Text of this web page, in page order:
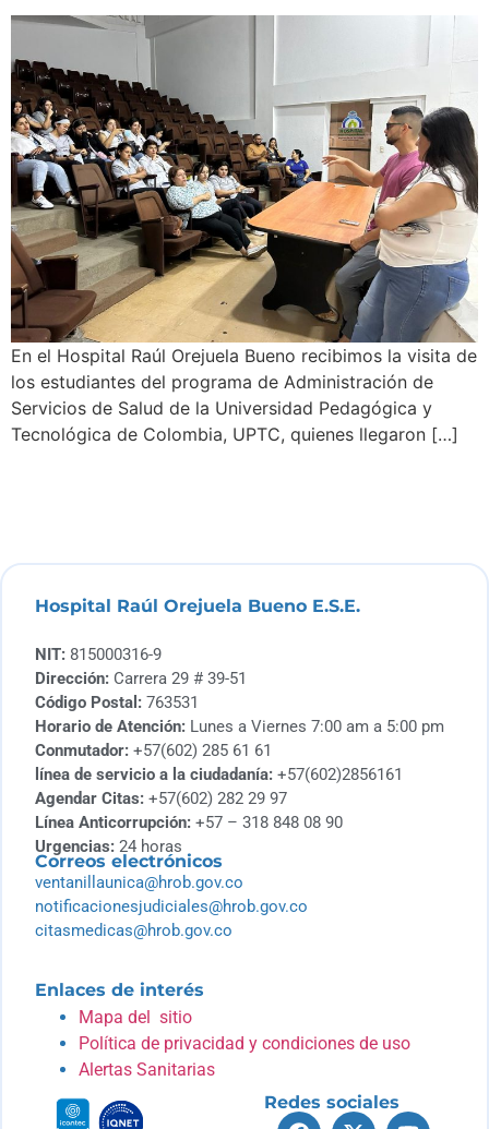
En el Hospital Raúl Orejuela Bueno recibimos la visita de
los estudiantes del programa de Administración de
Servicios de Salud de la Universidad Pedagógica y
Tecnológica de Colombia, UPTC, quienes llegaron […]
Hospital Raúl Orejuela Bueno E.S.E.
NIT: 815000316-9
Dirección: Carrera 29 # 39-51
Código Postal: 763531
Horario de Atención: Lunes a Viernes 7:00 am a 5:00 pm
Conmutador: +57(602) 285 61 61
línea de servicio a la ciudadanía: +57(602)2856161
Agendar Citas: +57(602) 282 29 97
Línea Anticorrupción: +57 – 318 848 08 90
Urgencias: 24 horas
Correos electrónicos
ventanillaunica@hrob.gov.co
notificacionesjudiciales@hrob.gov.co
citasmedicas@hrob.gov.co
Enlaces de interés
Mapa del sitio
Política de privacidad y condiciones de uso
Alertas Sanitarias
Redes sociales